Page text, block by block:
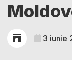
3 iunie